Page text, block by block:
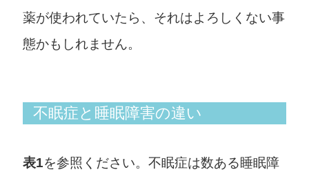
薬が使われていたら、それはよろしくない事
態かもしれません。
不眠症と睡眠障害の違い
表1を参照ください。不眠症は数ある睡眠障